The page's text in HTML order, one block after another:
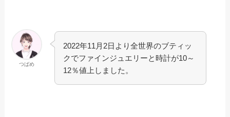
つばめ
2022年11月2日より全世界のブティッ
クでファインジュエリーと時計が10～
12％値上しました。